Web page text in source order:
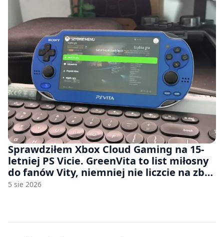
Sprawdziłem Xbox Cloud Gaming na 15-
letniej PS Vicie. GreenVita to list miłosny
do fanów Vity, niemniej nie liczcie na zbyt
wiele [FELIETON]
5 sie 2026